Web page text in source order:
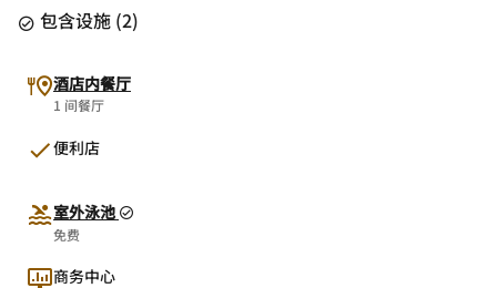
包含设施 (2)
酒店内餐厅
1 间餐厅
便利店
室外泳池
免费
商务中心